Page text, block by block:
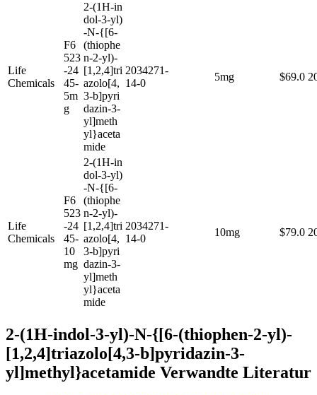
Life
Chemicals
F6
523
-24
45-
5m
g
2-(1H-in
dol-3-yl)
-N-{[6-
(thiophe
n-2-yl)-
[1,2,4]tri
azolo[4,
3-b]pyri
dazin-3-
yl]meth
yl}aceta
mide
2034271-
14-0
5mg $69.0
Life
Chemicals
F6
523
-24
45-
10
mg
2-(1H-in
dol-3-yl)
-N-{[6-
(thiophe
n-2-yl)-
[1,2,4]tri
azolo[4,
3-b]pyri
dazin-3-
yl]meth
yl}aceta
mide
2034271-
14-0
10mg $79.0
2-(1H-indol-3-yl)-N-{[6-(thiophen-2-yl)-
[1,2,4]triazolo[4,3-b]pyridazin-3-
yl]methyl}acetamide Verwandte Literatur